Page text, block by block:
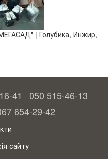
| Голубика, Инжир,
41
050 515-46-13
654-29-42
сайту